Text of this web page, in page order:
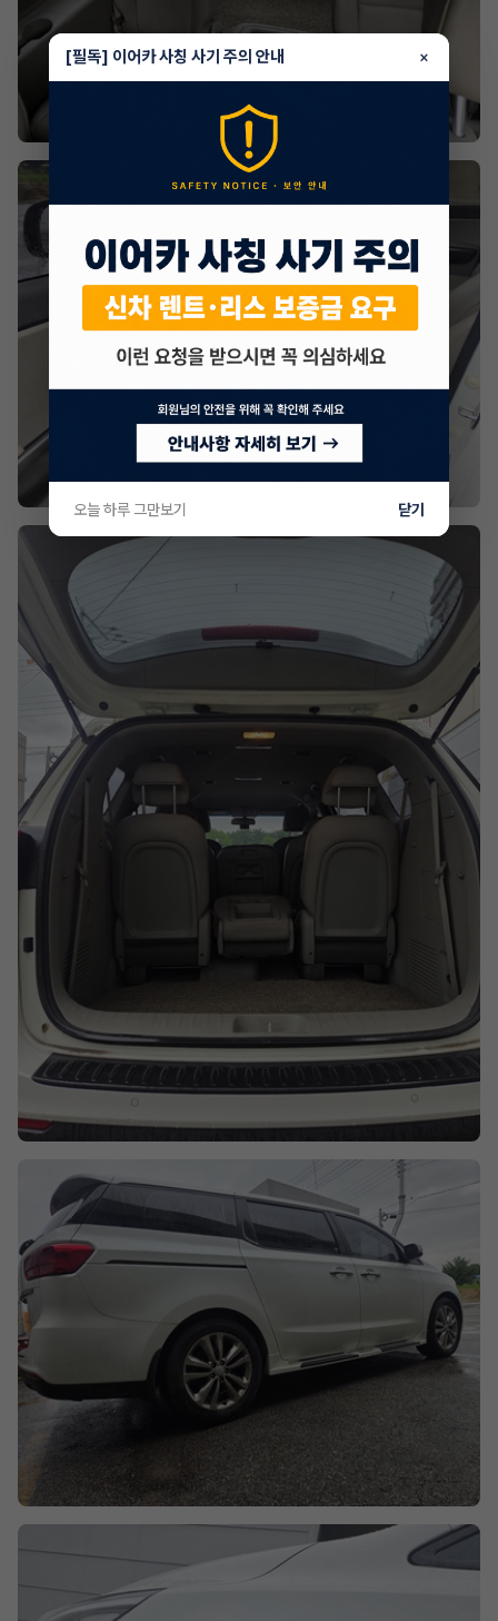
[필독] 이어카 사칭 사기 주의 안내 ×
오늘 하루 그만보기 닫기